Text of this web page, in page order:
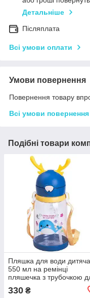
Детальніше
Післяплата
Всі умови оплати
Умови повернення
Повернення товару
Всі умови повернення
Подібні товари
Пляшка для води дитяча
550 мл на ремінці
пляшечка з трубочкою
спорту та школи Синя
14-44BL
330 ₴